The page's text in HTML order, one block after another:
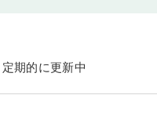
定期的に更新中